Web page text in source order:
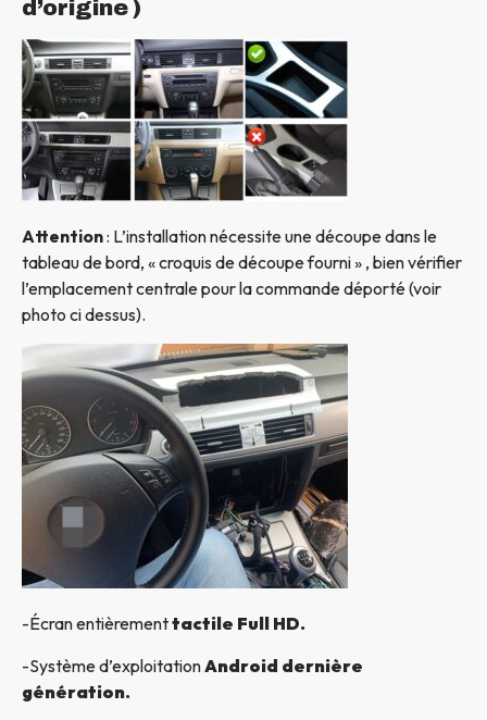
d’origine )
Attention: L’installation nécessite une découpe dans le
tableau de bord, « croquis de découpe fourni » , bien vérifier
l’emplacement centrale pour la commande déporté (voir
photo ci dessus).
-Écran entièrementtactile Full HD.
-Système d’exploitationAndroid dernière
génération.